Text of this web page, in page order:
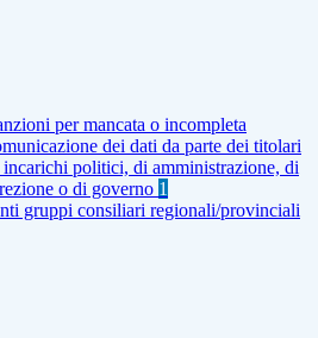
per mancata o incompleta
dei dati da parte dei titolari
politici, di amministrazione, di
o di governo 1
gruppi consiliari regionali/provinciali